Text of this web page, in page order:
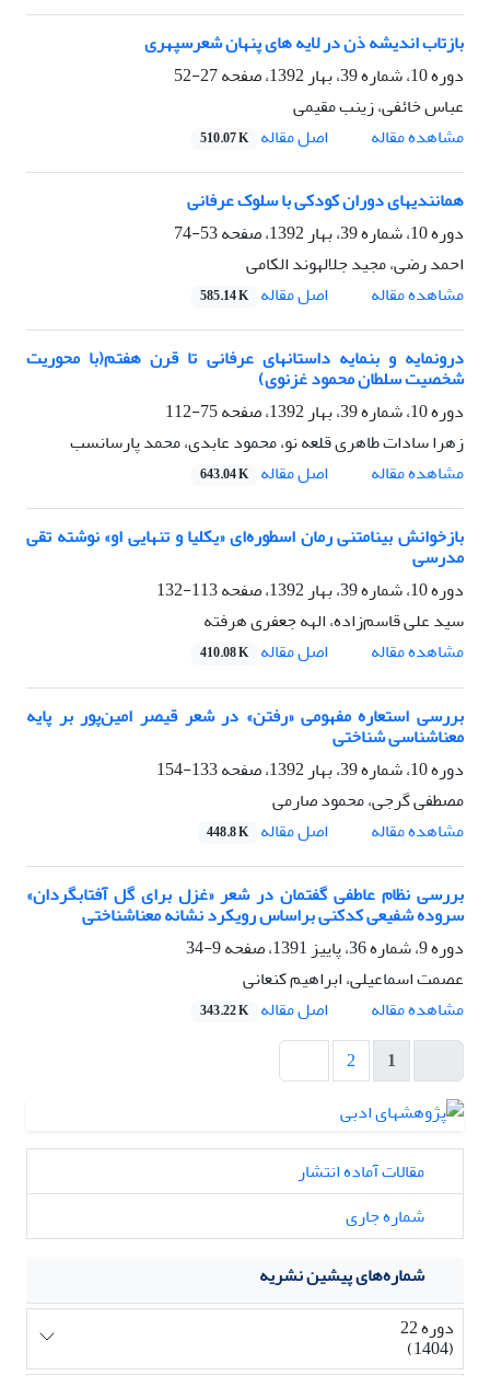
بازتاب اندیشه ذن در لایه های پنهان شعرسپهری
دوره 10، شماره 39، بهار 1392، صفحه
27-52
عباس خائفی، زینب مقیمی
مشاهده مقاله
اصل مقاله 510.07 K
همانندیهای دوران کودکی با سلوک عرفانی
دوره 10، شماره 39، بهار 1392، صفحه
53-74
احمد رضی، مجید جلالهوند الکامی
مشاهده مقاله
اصل مقاله 585.14 K
درونمایه و بنمایه داستانهای عرفانی تا قرن هفتم(با محوریت
شخصیت سلطان محمود غزنوی)
دوره 10، شماره 39، بهار 1392، صفحه
75-112
زهرا سادات طاهری قلعه نو، محمود عابدی، محمد پارسانسب
مشاهده مقاله
اصل مقاله 643.04 K
بازخوانش بینامتنی رمان اسطوره‌ای «یکلیا و تنهایی او» نوشته تقی
مدرسی
دوره 10، شماره 39، بهار 1392، صفحه
113-132
سید علی قاسم‌زاده، الهه جعفری هرفته
مشاهده مقاله
اصل مقاله 410.08 K
بررسی استعاره مفهومی «رفتن» در شعر قیصر امین‌پور بر پایه
معناشناسی شناختی
دوره 10، شماره 39، بهار 1392، صفحه
133-154
مصطفی گرجی، محمود صارمی
مشاهده مقاله
اصل مقاله 448.8 K
بررسی نظام عاطفی گفتمان در شعر «غزل برای گل آفتابگردان»
سروده شفیعی کدکنی براساس رویکرد نشانه‌ معناشناختی
دوره 9، شماره 36، پاییز 1391، صفحه
9-34
عصمت اسماعیلی، ابراهیم کنعانی
مشاهده مقاله
اصل مقاله 343.22 K
1
2
مقالات آماده انتشار
شماره جاری
شماره‌های پیشین نشریه
دوره 22
(1404)